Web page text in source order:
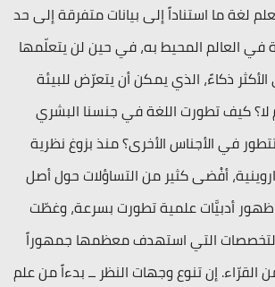
لغة ما استناداً إلى بيانات متفرقة إلى حد
في العالم المحيط به، في حين لن يتعلّمها
ذكاءً، الذي يمكن أن يتعرّض للبيئة
كيف تطورت اللغة في جنسنا البشري
في الأجناس الأخرى؟ منذ بزوغ نظرية
أفْضى كثير من التساؤلات حول أصل
ظهور أدبيَّات علمية تطورت بسرعة، وغطّت
التي استهدف معظمها جمهوراً
إن تنوع وجهات النظر ــ بدءاً من علم